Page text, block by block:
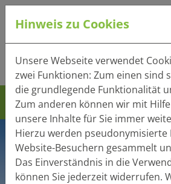
Tel.:+49 (0) 41 32 -
Mail:info(at)heger-
Hinweis zu Cookies
Unsere Webseite verwendet
zwei Funktionen: Zum einen sind
die grundlegende Funktionalität
Zum anderen können wir mit
unsere Inhalte für Sie immer
Hierzu werden pseudonymisierte
Website-Besuchern gesammelt
Das Einverständnis in die
können Sie jederzeit widerrufen.